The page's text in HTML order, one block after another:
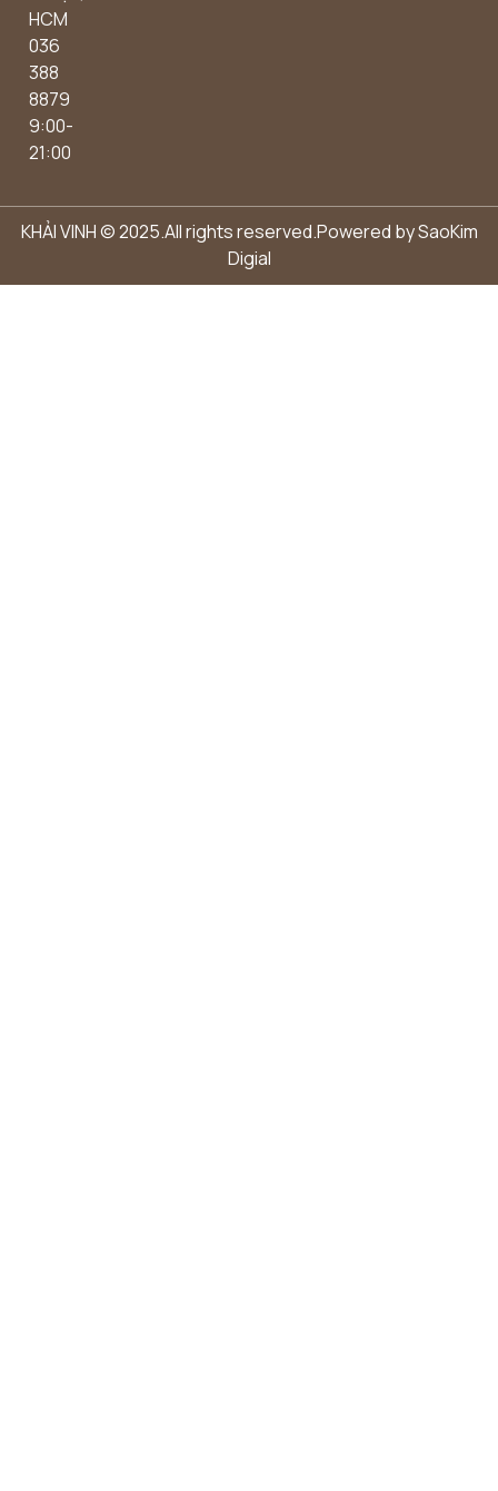
HCM
036
388
8879
9:00-
21:00
KHẢI VINH © 2025.All rights reserved.Powered bySaoKim
Digial